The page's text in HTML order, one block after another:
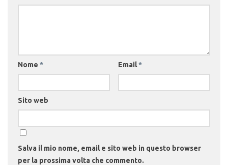
Nome * Email*
Sito web
Salva il mio nome, email e sito web in questo browser
per la prossima volta che commento.